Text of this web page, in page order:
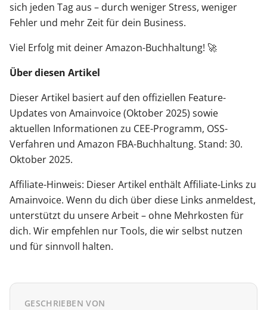
sich jeden Tag aus – durch weniger Stress, weniger
Fehler und mehr Zeit für dein Business.
Viel Erfolg mit deiner Amazon-Buchhaltung! 🚀
Über diesen Artikel
Dieser Artikel basiert auf den offiziellen Feature-
Updates von Amainvoice (Oktober 2025) sowie
aktuellen Informationen zu CEE-Programm, OSS-
Verfahren und Amazon FBA-Buchhaltung. Stand: 30.
Oktober 2025.
Affiliate-Hinweis: Dieser Artikel enthält Affiliate-Links zu
Amainvoice. Wenn du dich über diese Links anmeldest,
unterstützt du unsere Arbeit – ohne Mehrkosten für
dich. Wir empfehlen nur Tools, die wir selbst nutzen
und für sinnvoll halten.
GESCHRIEBEN VON